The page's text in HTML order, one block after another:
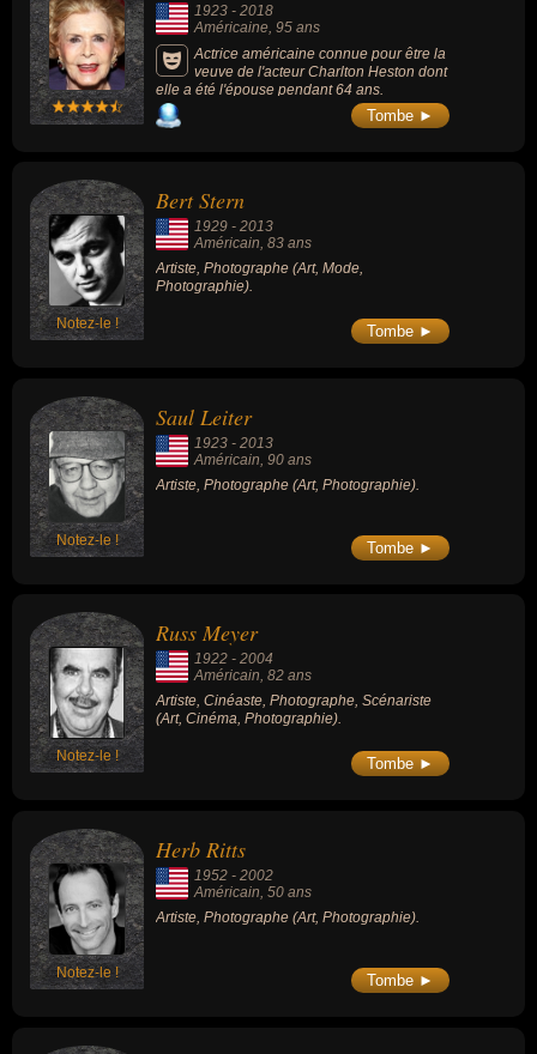
1923 - 2018
Américaine, 95 ans
Actrice américaine connue pour être la
veuve de l'acteur Charlton Heston dont
elle a été l'épouse pendant 64 ans.
Tombe ►
Notez-le !
Bert Stern
1929 - 2013
Américain, 83 ans
Artiste, Photographe (Art, Mode,
Photographie).
Tombe ►
Notez-le !
Saul Leiter
1923 - 2013
Américain, 90 ans
Artiste, Photographe (Art, Photographie).
Tombe ►
Notez-le !
Russ Meyer
1922 - 2004
Américain, 82 ans
Artiste, Cinéaste, Photographe, Scénariste
(Art, Cinéma, Photographie).
Tombe ►
Notez-le !
Herb Ritts
1952 - 2002
Américain, 50 ans
Artiste, Photographe (Art, Photographie).
Tombe ►